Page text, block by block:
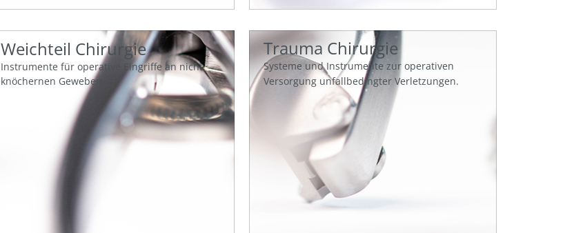
Weichteil Chirurgie
Instrumente für operative Eingriffe an nicht
knöchernen Geweben.
Trauma Chirurgie
Systeme und Instrumente zur operativen
Versorgung unfallbedingter Verletzungen.